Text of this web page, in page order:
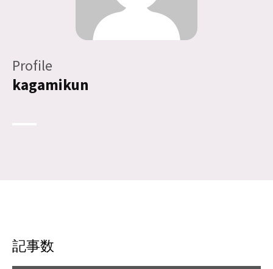
Profile
kagamikun
記事数